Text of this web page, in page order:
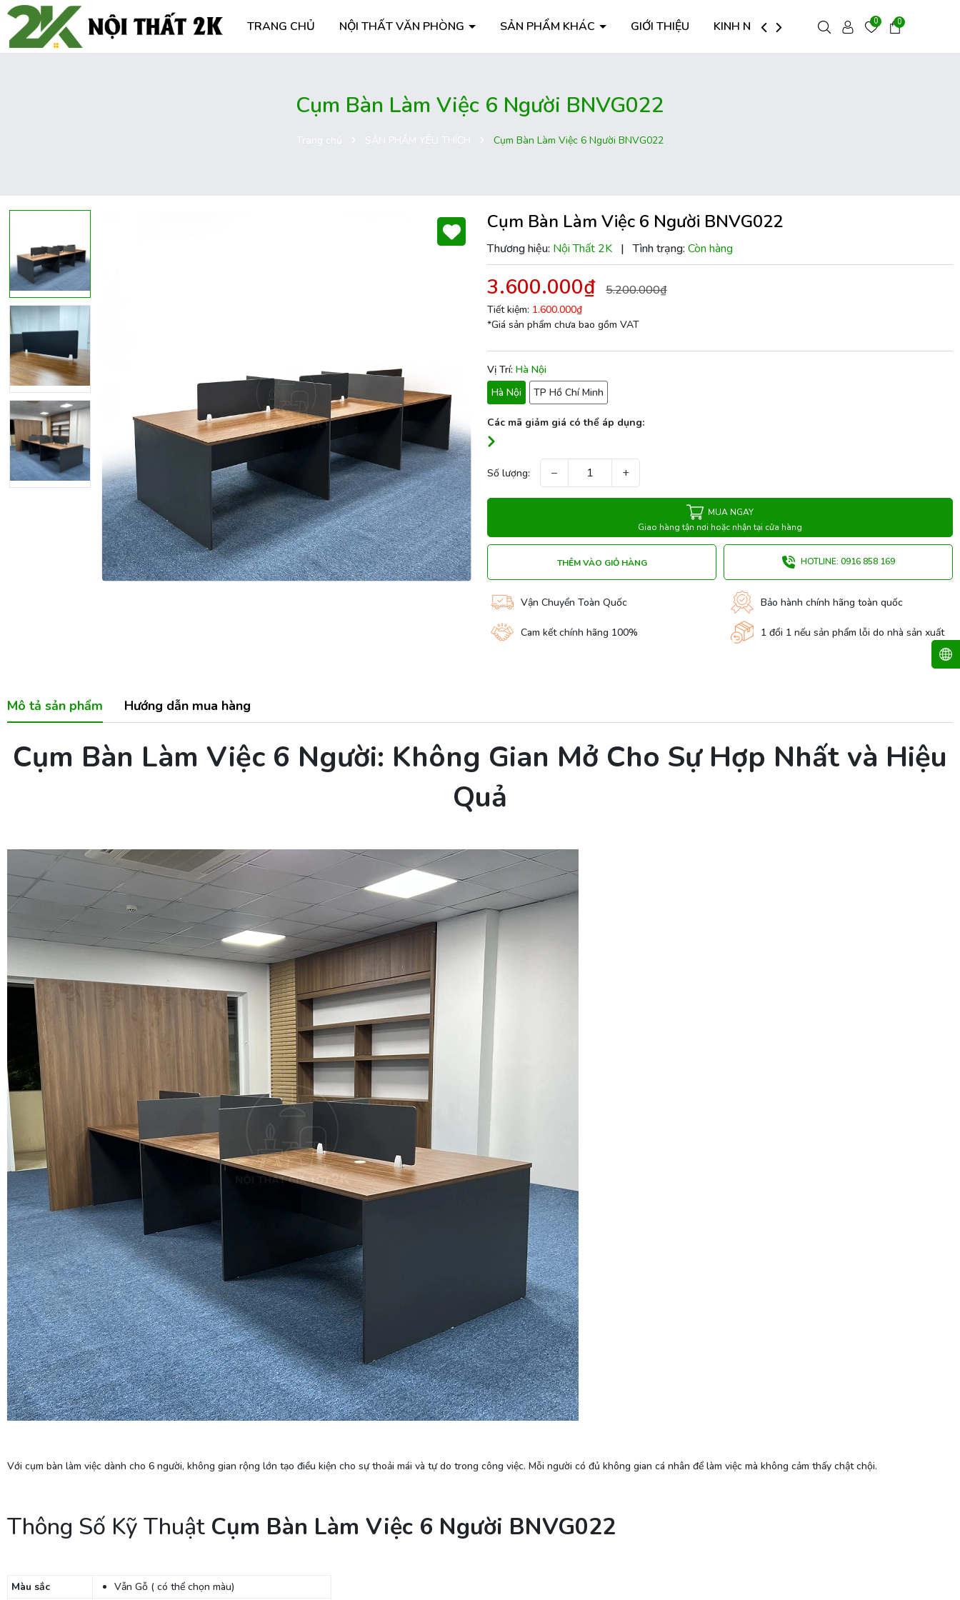
TRANG CHỦ NỘI THẤT VĂN PHÒNG SẢN PHẨM KHÁC GIỚI THIỆU KINH NGHIỆM HAY LIÊN HỆ
0 0
Cụm Bàn Làm Việc 6 Người BNVG022
Cụm Bàn Làm Việc 6 Người BNVG022
Cụm Bàn Làm Việc 6 Người BNVG022
Thương hiệu: Nội Thất 2K | Tình trạng: Còn hàng
3.600.000₫ 5.200.000₫
Tiết kiệm: 1.600.000₫
*Giá sản phẩm chưa bao gồm VAT
Vị Trí: Hà Nội
Hà Nội
TP Hồ Chí Minh
Các mã giảm giá có thể áp dụng:
Số lượng: − +
MUA NGAY
Giao hàng tận nơi hoặc nhận tại cửa hàng
THÊM VÀO GIỎ HÀNG HOTLINE: 0916 858 169
Vận Chuyển Toàn Quốc Bảo hành chính hãng toàn quốc
Cam kết chính hãng 100% 1 đổi 1 nếu sản phẩm lỗi do nhà sản xuất
Mô tả sản phẩm Hướng dẫn mua hàng
Cụm Bàn Làm Việc 6 Người: Không Gian Mở Cho Sự Hợp Nhất và Hiệu
Quả
Với cụm bàn làm việc dành cho 6 người, không gian rộng lớn tạo điều kiện cho sự thoải mái và tự do trong công việc. Mỗi người có đủ không gian cá nhân để làm việc mà không cảm thấy chật chội.
Thông Số Kỹ Thuật Cụm Bàn Làm Việc 6 Người BNVG022
Màu sắc Vẫn Gỗ ( có thể chọn màu)